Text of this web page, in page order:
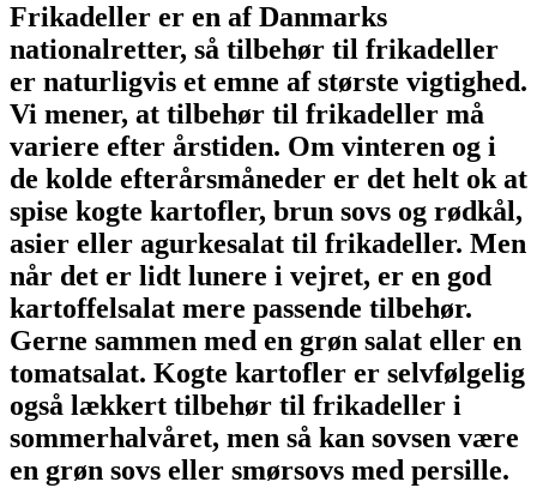
Frikadeller er en af Danmarks
nationalretter, så tilbehør til frikadeller
er naturligvis et emne af største vigtighed.
Vi mener, at tilbehør til frikadeller må
variere efter årstiden. Om vinteren og i
de kolde efterårsmåneder er det helt ok at
spise kogte kartofler, brun sovs og rødkål,
asier eller agurkesalat til frikadeller. Men
når det er lidt lunere i vejret, er en god
kartoffelsalat mere passende tilbehør.
Gerne sammen med en grøn salat eller en
tomatsalat. Kogte kartofler er selvfølgelig
også lækkert tilbehør til frikadeller i
sommerhalvåret, men så kan sovsen være
en grøn sovs eller smørsovs med persille.